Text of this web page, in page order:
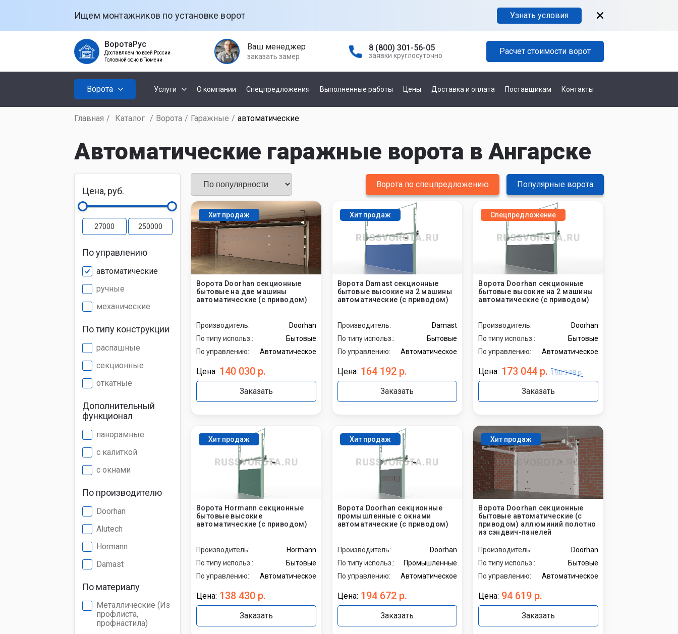
Ищем монтажников по установке ворот Узнать условия
ВоротаРус
Доставляем по всей России
Головной офис в Тюмени
Ваш менеджер
заказать замер
8 (800) 301-56-05
заявки круглосуточно Расчет стоимости ворот
Ворота
механическое
автоматическое
По производителю
Damast
Doorhan
Alutech
Hormann
По материалу
Дополнительный
функционал
с калиткой
использования
промышленные
Распашные
Услуги
рольставней
Установка откатных
ворот
Установка штор
противопожарных
Установка шлагбаумов
Установка автоматики
О компании Спецпредложения Выполненные работы Цены Доставка и оплата Поставщикам Контакты
Главная / Каталог / Ворота / Гаражные / автоматические
Автоматические гаражные ворота в Ангарске
Цена, руб.
По управлению
автоматические
ручные
механические
По типу конструкции
распашные
секционные
откатные
Дополнительный
функционал
панорамные
с калиткой
с окнами
По производителю
Doorhan
Alutech
Hormann
Damast
По материалу
Металлические (Из
профлиста,
профнастила)
Ворота по спецпредложению Популярные ворота
Хит продаж
Ворота Doorhan секционные
бытовые на две машины
автоматические (с приводом)
Производитель:
Doorhan
По типу использ.:
Бытовые
По управлению:
Автоматическое
Цена: 140 030 р.
Заказать
Хит продаж
Ворота Damast секционные
бытовые высокие на 2 машины
автоматические (с приводом)
Производитель:
Damast
По типу использ.:
Бытовые
По управлению:
Автоматическое
Цена: 164 192 р.
Заказать
Спецпредложение
Ворота Doorhan секционные
бытовые высокие на 2 машины
автоматические (с приводом)
Производитель:
Doorhan
По типу использ.:
Бытовые
По управлению:
Автоматическое
Цена: 173 044 р. 190 348 р.
Заказать
Хит продаж
Ворота Hormann секционные
бытовые высокие
автоматические (с приводом)
Производитель:
Hormann
По типу использ.:
Бытовые
По управлению:
Автоматическое
Цена: 138 430 р.
Заказать
Хит продаж
Ворота Doorhan секционные
промышленные с окнами
автоматические (с приводом)
Производитель:
Doorhan
По типу использ.:
Промышленные
По управлению:
Автоматическое
Цена: 194 672 р.
Заказать
Хит продаж
Ворота Doorhan секционные
бытовые автоматические (с
приводом) аллюминий полотно
из сэндвич-панелей
Производитель:
Doorhan
По типу использ.:
Бытовые
По управлению:
Автоматическое
Цена: 94 619 р.
Заказать